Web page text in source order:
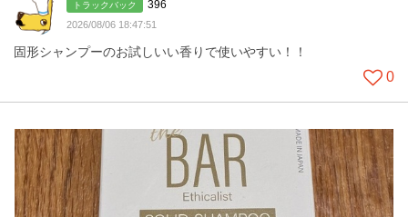
トラックバック 396
2026/08/06 18:47:51
固形シャンプーのお試しいい香りで使いやすい！！
0